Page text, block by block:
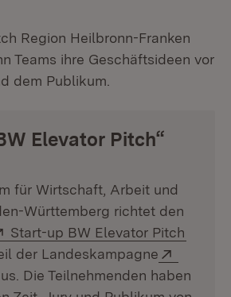
Region Heilbronn-Franken
Teams ihre Geschäftsideen vor
dem Publikum.
Elevator Pitch“
für Wirtschaft, Arbeit und
Württemberg richtet den
Extern:
Start-up BW Elevator Pitch
der Landeskampagne
in neuem Fenster)
Die Teilnehmenden haben